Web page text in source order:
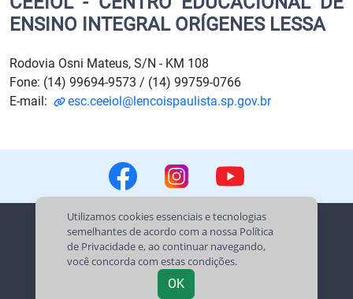
ENSINO INTEGRAL ORÍGENES LESSA
Rodovia Osni Mateus, S/N - KM 108
Fone: (14) 99694-9573 / (14) 99759-0766
E-mail:
esc.ceeiol@lencoispaulista.sp.gov.br
Prefeitura Municipal de Lençóis Paulista
Utilizamos cookies essenciais e tecnologias
semelhantes de acordo com a nossa Política
de Privacidadee, ao continuar navegando,
você concorda com estas condições.
OK